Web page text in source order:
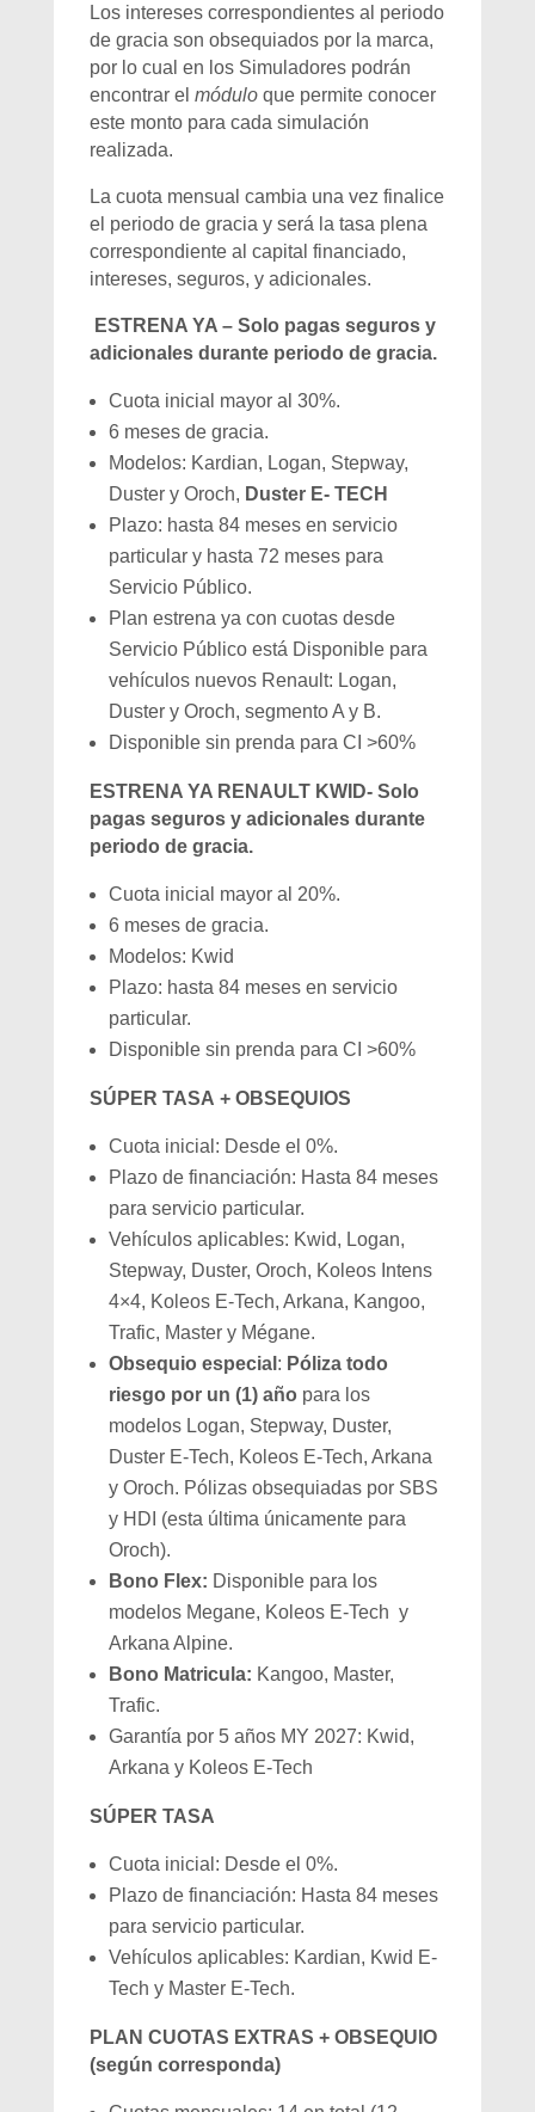
Los intereses correspondientes al periodo
de gracia son obsequiados por la marca,
por lo cual en los Simuladores podrán
encontrar el móduloque permite conocer
este monto para cada simulación
realizada.
La cuota mensual cambia una vez finalice
el periodo de gracia y será la tasa plena
correspondiente al capital financiado,
intereses, seguros, y adicionales.
ESTRENA YA – Solo pagas seguros y
adicionales durante periodo de gracia.
Cuota inicial mayor al 30%.
6 meses de gracia.
Modelos: Kardian, Logan, Stepway,
Duster y Oroch, Duster E- TECH
Plazo: hasta 84 meses en servicio
particular y hasta 72 meses para
Servicio Público.
Plan estrena ya con cuotas desde
Servicio Público está Disponible para
vehículos nuevos Renault: Logan,
Duster y Oroch, segmento A y B.
Disponible sin prenda para CI >60%
ESTRENA YA RENAULT KWID- Solo
pagas seguros y adicionales durante
periodo de gracia.
Cuota inicial mayor al 20%.
6 meses de gracia.
Modelos: Kwid
Plazo: hasta 84 meses en servicio
particular.
Disponible sin prenda para CI >60%
SÚPER TASA + OBSEQUIOS
Cuota inicial: Desde el 0%.
Plazo de financiación: Hasta 84 meses
para servicio particular.
Vehículos aplicables: Kwid, Logan,
Stepway, Duster, Oroch, Koleos Intens
4×4, Koleos E-Tech, Arkana, Kangoo,
Trafic, Master y Mégane.
Obsequio especial : Póliza todo
riesgo por un (1) año para los
modelos Logan, Stepway, Duster,
Duster E-Tech, Koleos E-Tech, Arkana
y Oroch. Pólizas obsequiadas por SBS
y HDI (esta última únicamente para
Oroch).
Bono Flex: Disponible para los
modelos Megane, Koleos E-Tech y
Arkana Alpine.
Bono Matricula: Kangoo, Master,
Trafic.
Garantía por 5 años MY 2027: Kwid,
Arkana y Koleos E-Tech
SÚPER TASA
Cuota inicial: Desde el 0%.
Plazo de financiación: Hasta 84 meses
para servicio particular.
Vehículos aplicables: Kardian, Kwid E-
Tech y Master E-Tech.
PLAN CUOTAS EXTRAS + OBSEQUIO
(según corresponda)